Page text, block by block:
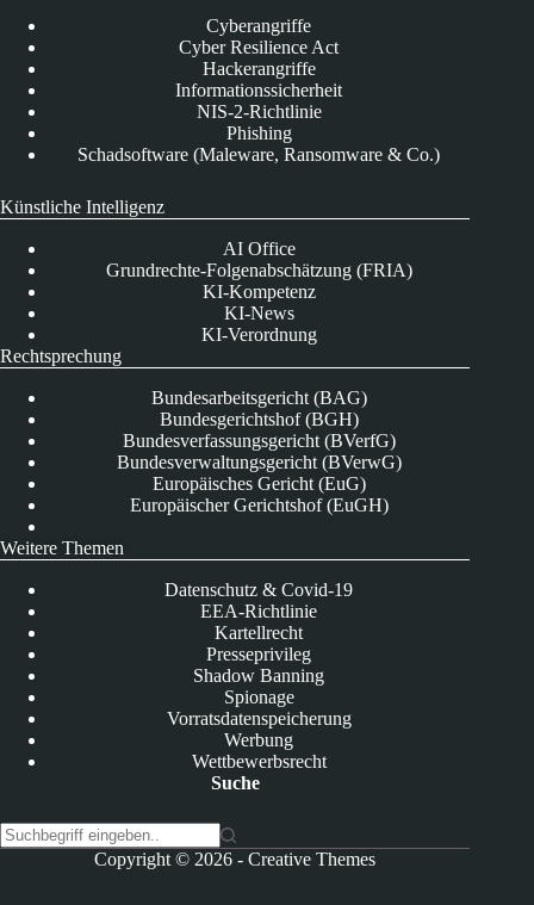
Cyberangriffe
Cyber Resilience Act
Hackerangriffe
Informationssicherheit
NIS-2-Richtlinie
Phishing
Schadsoftware (Maleware, Ransomware & Co.)
Künstliche Intelligenz
AI Office
Grundrechte-Folgenabschätzung (FRIA)
KI-Kompetenz
KI-News
KI-Verordnung
Rechtsprechung
Bundesarbeitsgericht (BAG)
Bundesgerichtshof (BGH)
Bundesverfassungsgericht (BVerfG)
Bundesverwaltungsgericht (BVerwG)
Europäisches Gericht (EuG)
Europäischer Gerichtshof (EuGH)
Weitere Themen
Datenschutz & Covid-19
EEA-Richtlinie
Kartellrecht
Presseprivileg
Shadow Banning
Spionage
Vorratsdatenspeicherung
Werbung
Wettbewerbsrecht
Suche
Copyright © 2026 -Creative Themes